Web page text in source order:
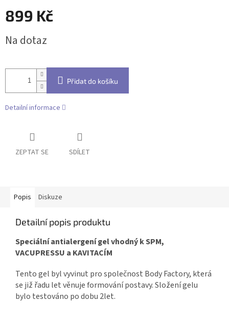
899 Kč
cena:
Na dotaz
Přidat do košíku
Detailní informace
ZEPTAT SE SDÍLET
Popis Diskuze
Detailní popis produktu
Speciální antialergení gel vhodný k SPM,
VACUPRESSU a KAVITACÍM
Tento gel byl vyvinut pro společnost Body Factory, která
se již řadu let věnuje formování postavy. Složení gelu
bylo testováno po dobu 2let.